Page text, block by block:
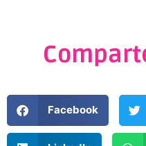
Facebook